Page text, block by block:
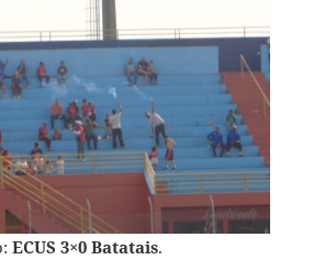
ECUS 3×0 Batatais.